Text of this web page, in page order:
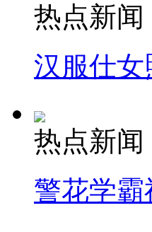
热点新闻
汉服仕
热点新闻
警花学